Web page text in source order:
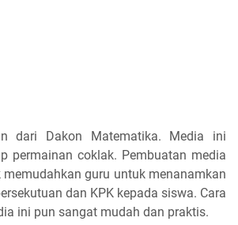
dari Dakon Matematika. Media ini
permainan coklak. Pembuatan media
guru untuk menanamkan
dan KPK kepada siswa. Cara
ini pun sangat mudah dan praktis.